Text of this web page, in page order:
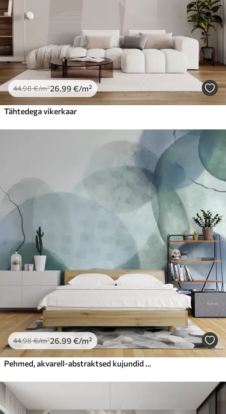
44.98€/m²26.99 €/m²
Tähtedega vikerkaar
44.98€/m²26.99 €/m²
Pehmed, akvarell-abstraktsed kujundid sinise, rohelise ja valge toonides